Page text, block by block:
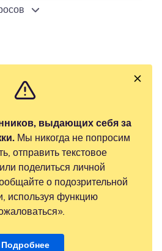
выдающих себя за
Мы никогда не попросим
отправить текстовое
поделиться личной
о подозрительной
используя функцию
Подробнее